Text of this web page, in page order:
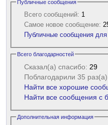
Публичные сообщения
Всего сообщений: 1
Самое новое сообщение:
Публичные сообщения для
Всего благодарностей
Сказал(а) спасибо: 29
Поблагодарили 35
Найти все хорошие
Найти все сообщения с
Дополнительная информация